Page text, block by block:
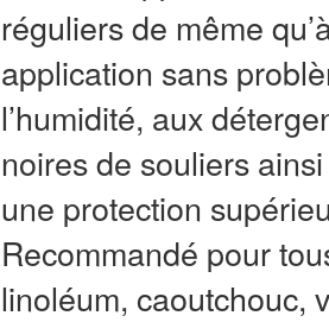
réguliers de même
application sans
l’humidité, aux
noires de souliers ainsi
une protection
Recommandé pour
linoléum, caoutchouc,